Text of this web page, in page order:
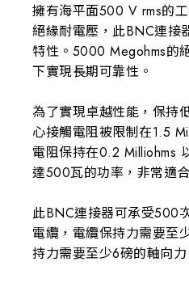
擁有海平面500 V rms的
絕緣耐電壓，此BNC連接
特性。5000 Megohms的
下實現長期可靠性。
為了實現卓越性能，保持
心接觸電阻被限制在1.5
電阻保持在0.2 Milliohms
達500瓦的功率，非常適
此BNC連接器可承受500
電纜，電纜保持力需要至
持力需要至少6磅的軸向力